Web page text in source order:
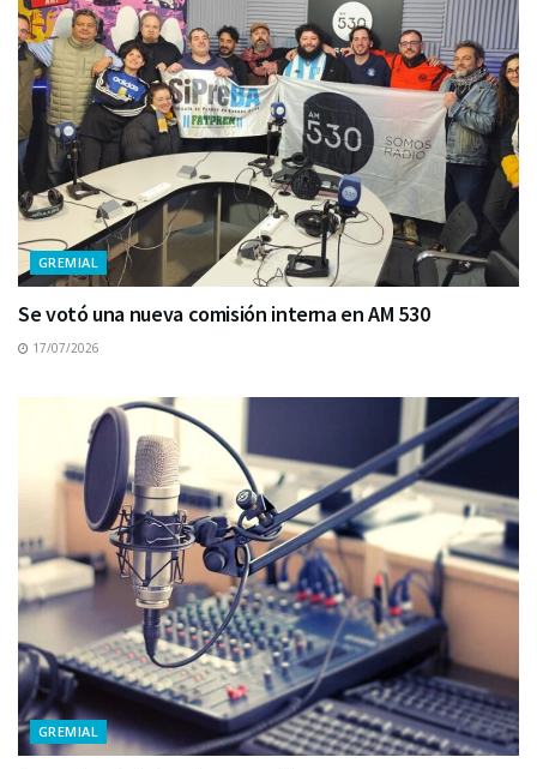
GREMIAL
Se votó una nueva comisión interna en AM 530
17/07/2026
GREMIAL